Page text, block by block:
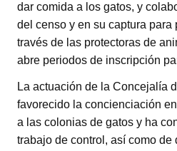
dar comida a los gatos, y
del censo y en su captura para
través de las protectoras de
abre periodos de inscripción
La actuación de la Concejalía
favorecido la concienciación
a las colonias de gatos y ha
trabajo de control, así como